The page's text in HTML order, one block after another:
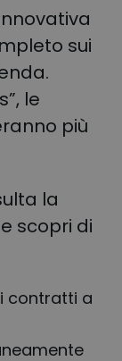
sui
le
più
la
scopri di
contratti a